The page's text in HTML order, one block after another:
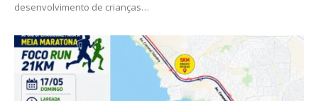
desenvolvimento de crianças…